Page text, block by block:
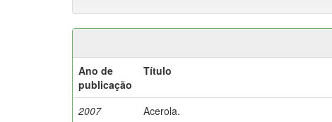
Ano de
publicação
Título
2007 Acerola.